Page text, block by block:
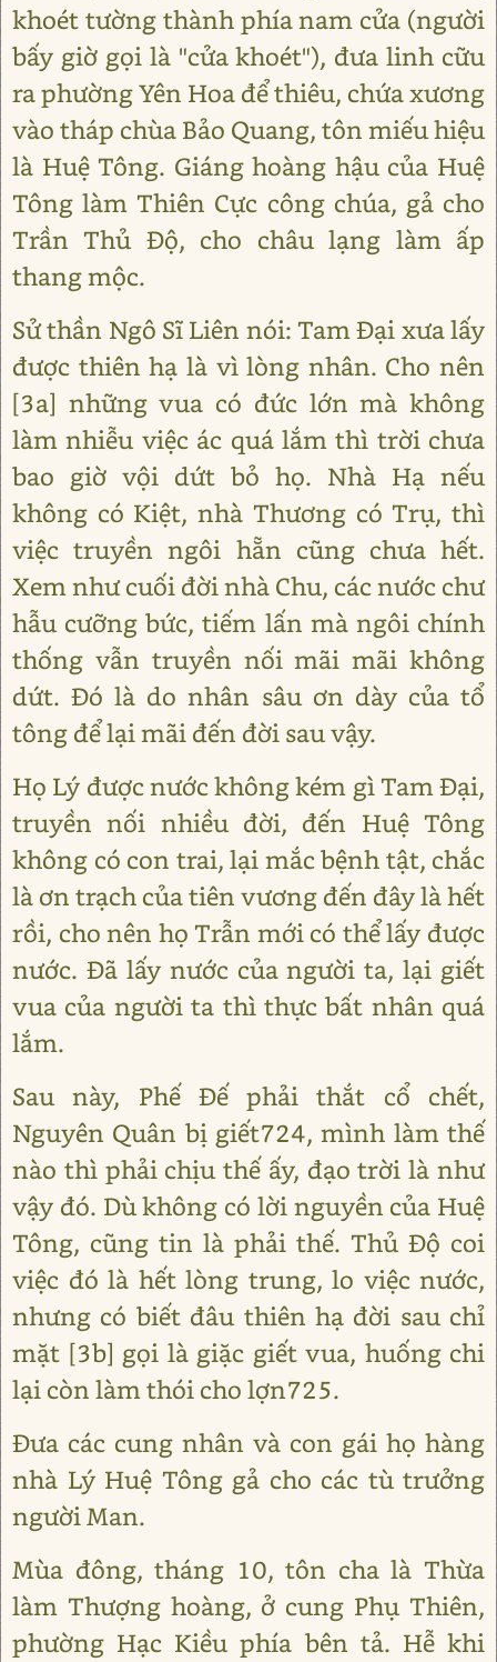
khoét tường thành phía nam cửa (người
bấy giờ gọi là "cửa khoét"), đưa linh cữu
ra phường Yên Hoa để thiêu, chứa xương
vào tháp chùa Bảo Quang, tôn miếu hiệu
là Huệ Tông. Giáng hoàng hậu của Huệ
Tông làm Thiên Cực công chúa, gả cho
Trần Thủ Độ, cho châu lạng làm ấp
thang mộc.
Sử thần Ngô Sĩ Liên nói: Tam Đại xưa lấy
được thiên hạ là vì lòng nhân. Cho nên
[3a] những vua có đức lớn mà không
làm nhiễu việc ác quá lắm thì trời chưa
bao giờ vội dứt bỏ họ. Nhà Hạ nếu
không có Kiệt, nhà Thương có Trụ, thì
việc truyền ngôi hẵn cũng chưa hết.
Xem như cuối đời nhà Chu, các nước chư
hẫu cưỡng bức, tiếm lấn mà ngôi chính
thống vẫn truyền nối mãi mãi không
dứt. Đó là do nhân sâu ơn dày của tổ
tông để lại mãi đến đời sau vậy.
Họ Lý được nước không kém gì Tam Đại,
truyền nối nhiều đời, đến Huệ Tông
không có con trai, lại mắc bệnh tật, chắc
là ơn trạch của tiên vương đến đây là hết
rồi, cho nên họ Trẫn mới có thể lấy được
nước. Đã lấy nước của người ta, lại giết
vua của người ta thì thực bất nhân quá
lắm.
Sau này, Phế Đế phải thắt cổ chết,
Nguyên Quân bị giết724, mình làm thế
nào thì phải chịu thế ấy, đạo trời là như
vậy đó. Dù không có lời nguyền của Huệ
Tông, cũng tin là phải thế. Thủ Độ coi
việc đó là hết lòng trung, lo việc nước,
nhưng có biết đâu thiên hạ đời sau chỉ
mặt [3b] gọi là giặc giết vua, huống chi
lại còn làm thói cho lợn725.
Đưa các cung nhân và con gái họ hàng
nhà Lý Huệ Tông gả cho các tù trưởng
người Man.
Mùa đông, tháng 10, tôn cha là Thừa
làm Thượng hoàng, ở cung Phụ Thiên,
phường Hạc Kiều phía bên tả. Hễ khi